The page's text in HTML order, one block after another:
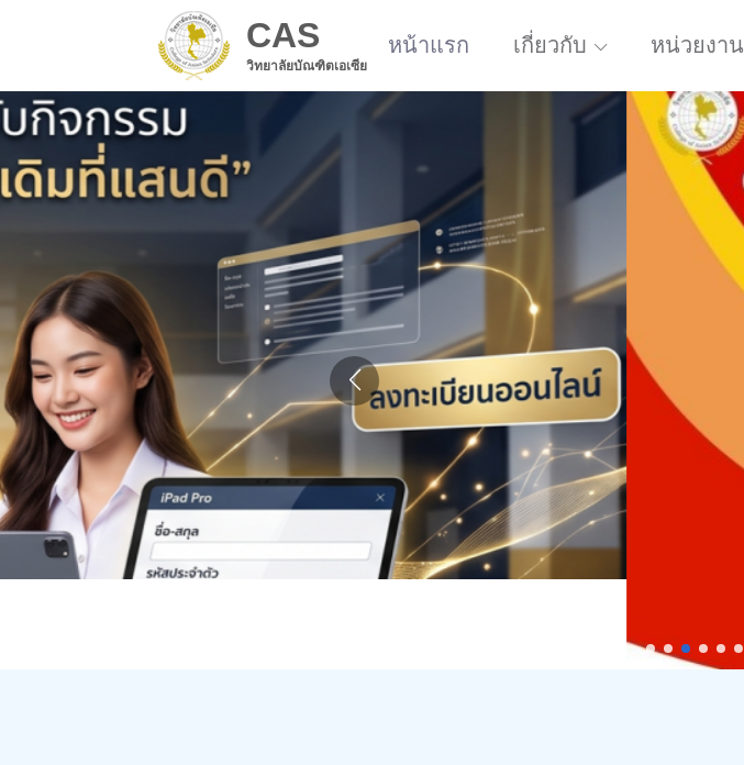
CAS
วิทยาลัยบัณฑิตเอเซีย
หน้าแรก เกี่ยวกับ หน่วยงาน